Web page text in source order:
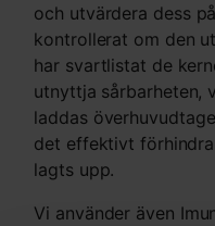
och utvärdera dess
kontrollerat om den
har svartlistat de
utnyttja sårbarheten,
laddas
det effektivt
lagts upp.
Vi använder även